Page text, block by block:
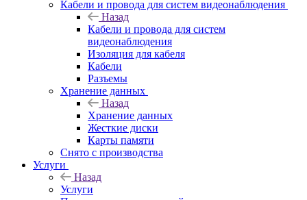
Кабели и провода для систем видеонаблюдения
Назад
Кабели и провода для систем
видеонаблюдения
Изоляция для кабеля
Кабели
Разъемы
Хранение данных
Назад
Хранение данных
Жесткие диски
Карты памяти
Снято с производства
Услуги
Назад
Услуги